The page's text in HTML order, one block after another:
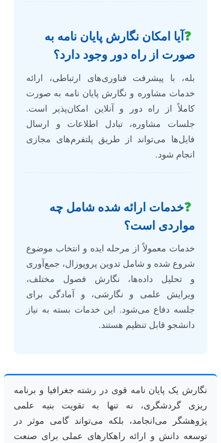
❓ آیا امکان نگارش پایان نامه به
صورت از راه دور وجود دارد؟
بله، با پیشرفت فناوری‌های ارتباطی، ارائه
خدمات مشاوره و نگارش پایان نامه به صورت
کاملاً از راه دور و آنلاین امکان‌پذیر است.
جلسات مشاوره، تبادل اطلاعات و ارسال
فایل‌ها می‌تواند از طریق پلتفرم‌های مجازی
انجام شود.
❓خدمات ارائه شده شامل چه
مواردی است؟
خدمات معمولاً از مرحله ایده و انتخاب موضوع
شروع شده و شامل تدوین پروپوزال، جمع‌آوری
و تحلیل داده‌ها، نگارش فصول مختلف،
ویرایش علمی و نگارشی، و آمادگی برای
جلسه دفاع می‌شود. این خدمات بسته به نیاز
دانشجو قابل تنظیم هستند.
نگارش یک پایان نامه قوی در رشته جغرافیا و برنامه
ریزی گردشگری، نه تنها به تقویت بنیه علمی
پژوهشگر می‌انجامد، بلکه می‌تواند گامی موثر در
توسعه دانش و ارائه راهکارهای عملی برای صنعت